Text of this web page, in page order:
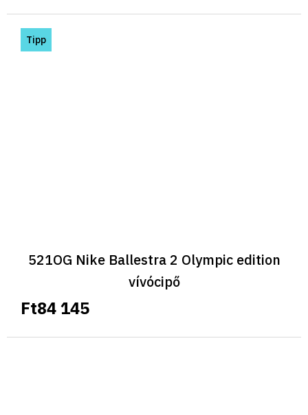
Tipp
521OG Nike Ballestra 2 Olympic edition
vívócipő
Ft84 145